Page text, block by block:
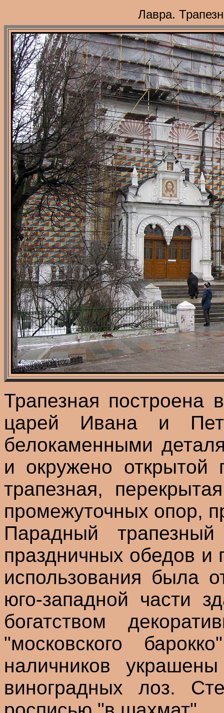
Лавра.
Трапезная построена
царей Ивана и
белокаменными
и окружено открытой
трапезная,
промежуточных опор,
Парадный
праздничных обедов и
использования была
юго-западной части
богатством
"московского
наличников
виноградных лоз.